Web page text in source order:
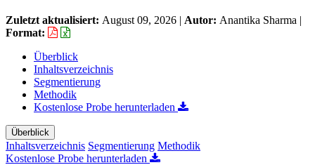
Zuletzt aktualisiert: August 09, 2026 | Autor: Anantika Sharma |
Format:
Überblick
Inhaltsverzeichnis
Segmentierung
Methodik
Kostenlose Probe herunterladen
Überblick
Inhaltsverzeichnis Segmentierung Methodik
Kostenlose Probe herunterladen